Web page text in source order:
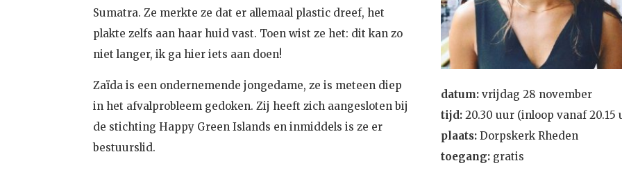
Sumatra. Ze merkte ze dat er allemaal plastic dreef, het
plakte zelfs aan haar huid vast. Toen wist ze het: dit kan zo
niet langer, ik ga hier iets aan doen!
Zaïda is een ondernemende jongedame, ze is meteen diep
in het afvalprobleem gedoken. Zij heeft zich aangesloten bij
de stichtingHappy Green Islands en inmiddels is ze er
bestuurslid.
datum: vrijdag 28 november
tijd: 20.30 uur (inloop vanaf 20.15
plaats: Dorpskerk Rheden
toegang: gratis